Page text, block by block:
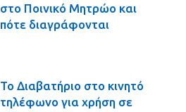
στο Ποινικό Μητρώο και
πότε διαγράφονται
Το Διαβατήριο στο κινητό
τηλέφωνο για χρήση σε